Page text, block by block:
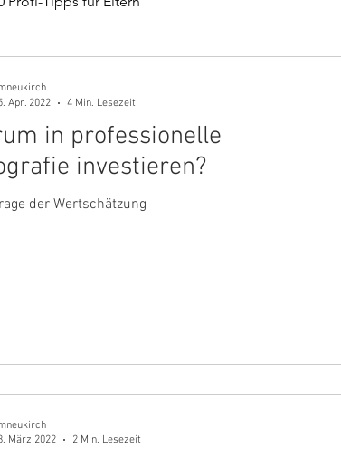
in professionelle
investieren?
der Wertschätzung
Apr. 2022
4 Min. Lesezeit
März 2022
2 Min. Lesezeit